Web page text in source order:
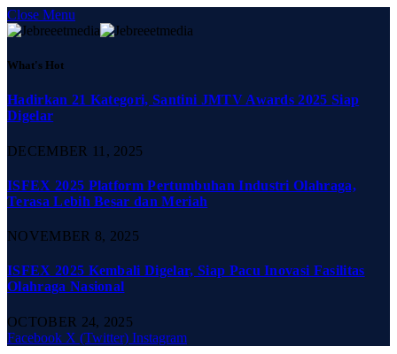
Close Menu
What's Hot
Hadirkan 21 Kategori, Santini JMTV Awards 2025 Siap
Digelar
DECEMBER 11, 2025
ISFEX 2025 Platform Pertumbuhan Industri Olahraga,
Terasa Lebih Besar dan Meriah
NOVEMBER 8, 2025
ISFEX 2025 Kembali Digelar, Siap Pacu Inovasi Fasilitas
Olahraga Nasional
OCTOBER 24, 2025
Facebook X (Twitter) Instagram